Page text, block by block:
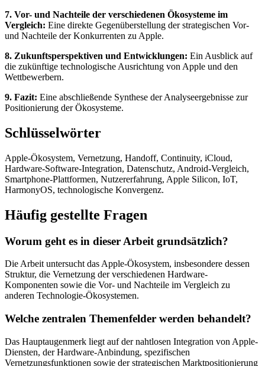
7. Vor- und Nachteile der verschiedenen Ökosysteme im
Vergleich: Eine direkte Gegenüberstellung der strategischen Vor-
und Nachteile der Konkurrenten zu Apple.
8. Zukunftsperspektiven und Entwicklungen: Ein Ausblick auf
die zukünftige technologische Ausrichtung von Apple und den
Wettbewerbern.
9. Fazit: Eine abschließende Synthese der Analyseergebnisse zur
Positionierung der Ökosysteme.
Schlüsselwörter
Apple-Ökosystem, Vernetzung, Handoff, Continuity, iCloud,
Hardware-Software-Integration, Datenschutz, Android-Vergleich,
Smartphone-Plattformen, Nutzererfahrung, Apple Silicon, IoT,
HarmonyOS, technologische Konvergenz.
Häufig gestellte Fragen
Worum geht es in dieser Arbeit grundsätzlich?
Die Arbeit untersucht das Apple-Ökosystem, insbesondere dessen
Struktur, die Vernetzung der verschiedenen Hardware-
Komponenten sowie die Vor- und Nachteile im Vergleich zu
anderen Technologie-Ökosystemen.
Welche zentralen Themenfelder werden behandelt?
Das Hauptaugenmerk liegt auf der nahtlosen Integration von Apple-
Diensten, der Hardware-Anbindung, spezifischen
Vernetzungsfunktionen sowie der strategischen Marktpositionierung